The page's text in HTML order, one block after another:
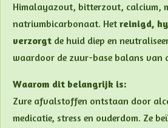
Himalayazout, bitterzout, calcium,
natriumbicarbonaat. Het reinigd,
verzorgt de huid diep en
waardoor de zuur-base balans van
Waarom dit belangrijk is:
Zure afvalstoffen ontstaan door
medicatie, stress en ouderdom. Ze